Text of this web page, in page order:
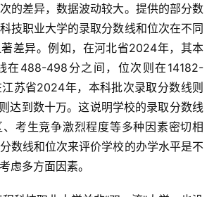
的差异，数据波动较大。提供的部分数
技职业大学的录取分数线和位次在不同
差异。例如，在河北省2024年，其本
在488-498分之间，位次则在14182-
苏省2024年，本科批次录取分数线则
达到数十万。这说明学校的录取分数线
考生竞争激烈程度等多种因素密切相
数线和位次来评价学校的办学水平是不
虑多方面因素。